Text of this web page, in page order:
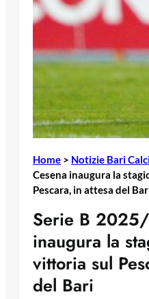
Home > Notizie Bari
Cesena inaugura la
Pescara, in attesa del
Serie B
inaugura la
vittoria sul
del Bari